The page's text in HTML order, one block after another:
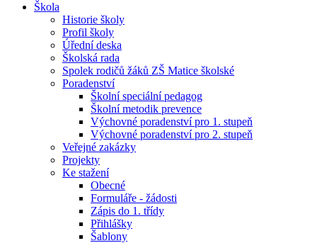
Škola
Historie školy
Profil školy
Úřední deska
Školská rada
Spolek rodičů žáků ZŠ Matice školské
Poradenství
Školní speciální pedagog
Školní metodik prevence
Výchovné poradenství pro 1. stupeň
Výchovné poradenství pro 2. stupeň
Veřejné zakázky
Projekty
Ke stažení
Obecné
Formuláře - žádosti
Zápis do 1. třídy
Přihlášky
Šablony